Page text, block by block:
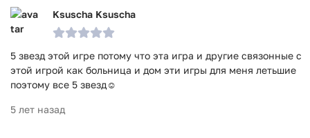
Ksuscha Ksuscha
5 звезд этой игре потому что эта игра и другие связонные с
этой игрой как больница и дом эти игры для меня летьшие
поэтому все 5 звезд☺
5 лет назад